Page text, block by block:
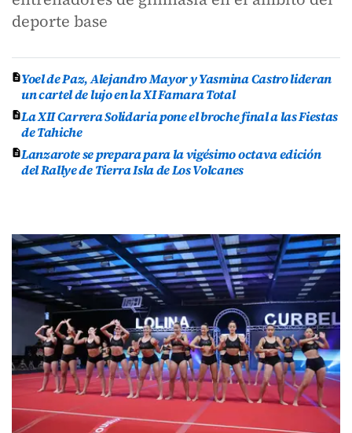
deporte base
Yoel de Paz, Alejandro Mayor y Yasmina Castro lideran
un cartel de lujo en la XI Famara Total
La XII Carrera Solidaria pone el broche final a las Fiestas
de Tahiche
Lanzarote se prepara para la vigésimo octava edición
del Rallye de Tierra Isla de Los Volcanes